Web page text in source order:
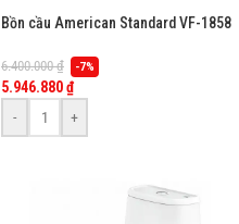
Bồn cầu American Standard VF-1858
1M, dòng Loven
6.400.000₫ -7%
5.946.880₫
-
+